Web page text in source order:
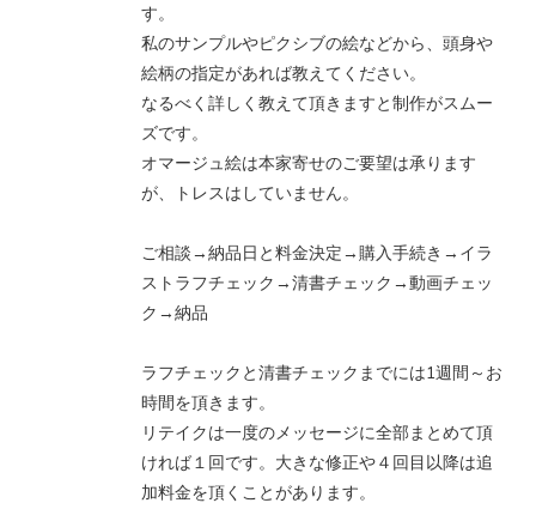
す。
私のサンプルやピクシブの絵などから、頭身や
絵柄の指定があれば教えてください。
なるべく詳しく教えて頂きますと制作がスムー
ズです。
オマージュ絵は本家寄せのご要望は承ります
が、トレスはしていません。
ご相談→納品日と料金決定→購入手続き→イラ
ストラフチェック→清書チェック→動画チェッ
ク→納品
ラフチェックと清書チェックまでには1週間～お
時間を頂きます。
リテイクは一度のメッセージに全部まとめて頂
ければ１回です。大きな修正や４回目以降は追
加料金を頂くことがあります。